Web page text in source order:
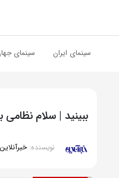
سینمای ایران سینمای
ببینید | سلام نظامی
نویسنده:خبرآنلاین